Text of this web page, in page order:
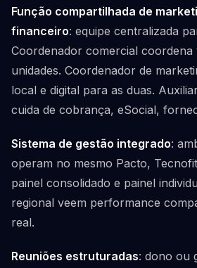
Função compartilhada de
financeiro: equipe centralizada
Coordenador comercial coordena
unidades. Coordenador de
local e digital para as duas.
cuida de cobrança, eSocial,
Sistema de gestão integrado:
operam no mesmo Pacto,
painel consolidado e painel
regional veem performance
real.
Reuniões estruturadas: dono ou